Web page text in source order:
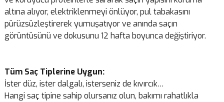
altına alıyor, elektriklenmeyi önlüyor, pul tabakasını
pürüzsüzleştirerek yumuşatıyor ve anında saçın
görüntüsünü ve dokusunu 12 hafta boyunca değiştiriyor.
Tüm Saç Tiplerine Uygun:
İster düz, ister dalgalı, isterseniz de kıvırcık…
Hangi saç tipine sahip olursanız olun, bakımı rahatlıkla